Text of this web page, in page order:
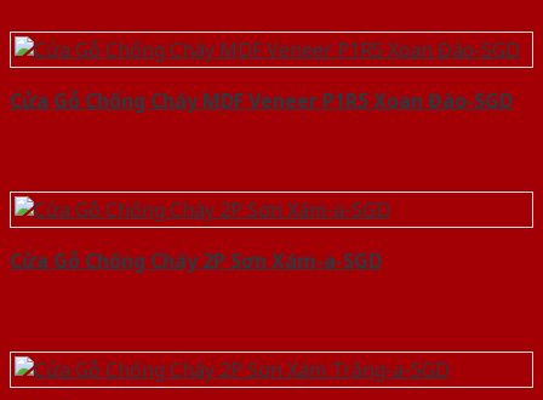
Cửa Gỗ Chống Cháy MDF Veneer P1R5 Xoan Đào-SGD
Cửa Gỗ Chống Cháy 2P Sơn Xám-a-SGD